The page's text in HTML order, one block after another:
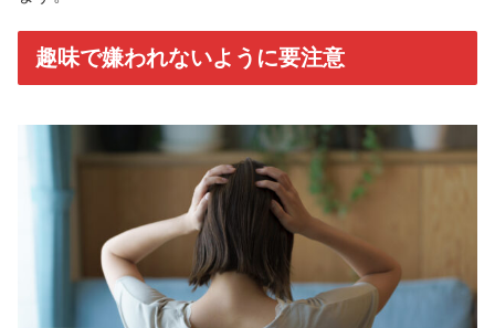
趣味で嫌われないように要注意